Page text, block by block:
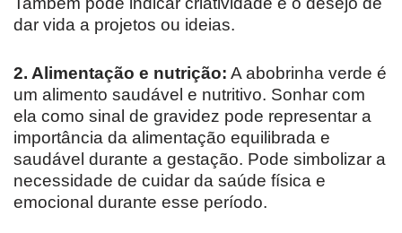
dar vida a projetos ou ideias.
2. Alimentação e nutrição: A abobrinha verde é
um alimento saudável e nutritivo. Sonhar com
ela como sinal de gravidez pode representar a
importância da alimentação equilibrada e
saudável durante a gestação. Pode simbolizar a
necessidade de cuidar da saúde física e
emocional durante esse período.